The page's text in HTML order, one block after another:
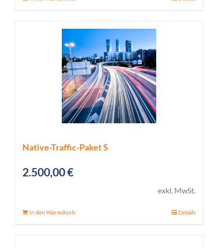
Native-Traffic-Paket S
2.500,00€
exkl. MwSt.
In den Warenkorb Details